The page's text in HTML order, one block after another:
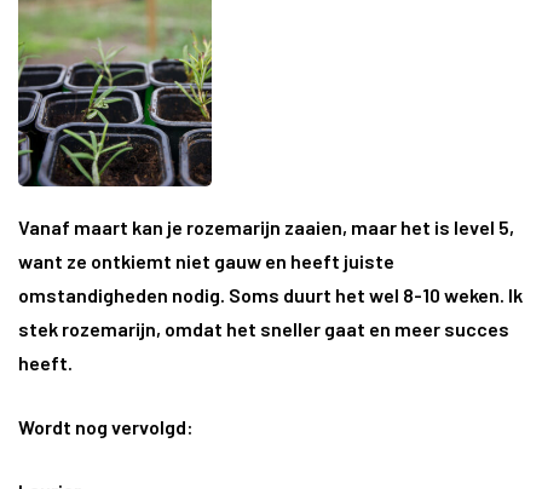
Vanaf maart kan je rozemarijn zaaien, maar het is level 5,
want ze ontkiemt niet gauw en heeft juiste
omstandigheden nodig. Soms duurt het wel 8-10 weken. Ik
stek rozemarijn, omdat het sneller gaat en meer succes
heeft.
Wordt nog vervolgd: